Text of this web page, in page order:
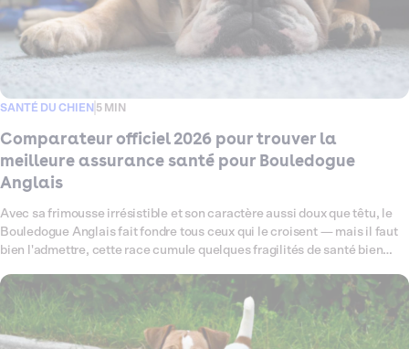
SANTÉ DU CHIEN 5 MIN
Comparateur officiel 2026 pour trouver la
meilleure assurance santé pour Bouledogue
Anglais
Avec sa frimousse irrésistible et son caractère aussi doux que têtu, le
Bouledogue Anglais fait fondre tous ceux qui le croisent — mais il faut
bien l'admettre, cette race cumule quelques fragilités de santé bien
sensibilités cutanées, articulations à surveiller de près. Ce comparateur
fait le point en 2026 sur les meilleures assurances santé pour chien
disponibles pour votre Bouledogue Anglais, en passant au crible les
garanties, les exclusions et les tarifs qui comptent vraiment pour cette